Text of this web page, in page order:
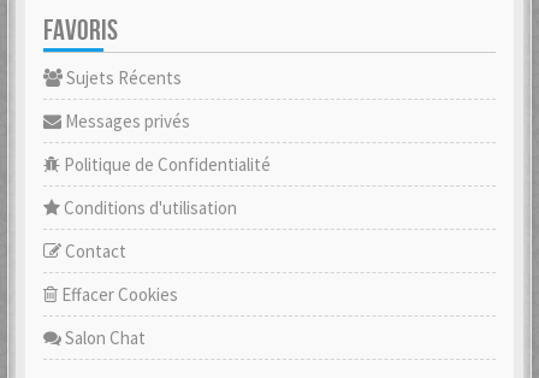
FAVORIS
Sujets Récents
Messages privés
Politique de Confidentialité
Conditions d'utilisation
Contact
Effacer Cookies
Salon Chat